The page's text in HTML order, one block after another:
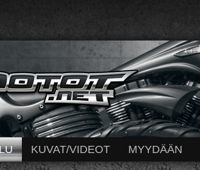
KUVAT/VIDEOT MYYDÄÄN